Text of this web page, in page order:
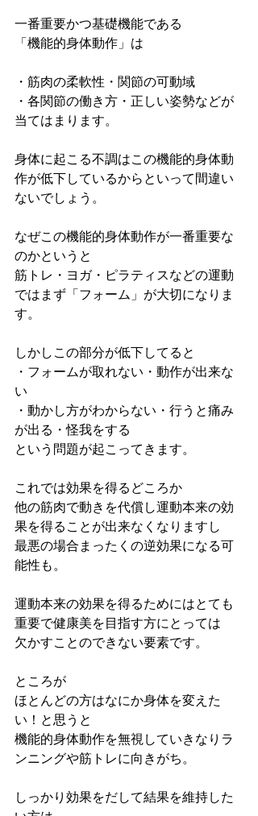
一番重要かつ基礎機能である
「機能的身体動作」は
・筋肉の柔軟性・関節の可動域
・各関節の働き方・正しい姿勢などが
当てはまります。
身体に起こる不調はこの機能的身体動
作が低下しているからといって間違い
ないでしょう。
なぜこの機能的身体動作が一番重要な
のかというと
筋トレ・ヨガ・ピラティスなどの運動
ではまず「フォーム」が大切になりま
す。
しかしこの部分が低下してると
・フォームが取れない・動作が出来な
い
・動かし方がわからない・行うと痛み
が出る・怪我をする
という問題が起こってきます。
これでは効果を得るどころか
他の筋肉で動きを代償し運動本来の効
果を得ることが出来なくなりますし
最悪の場合まったくの逆効果になる可
能性も。
運動本来の効果を得るためにはとても
重要で健康美を目指す方にとっては
欠かすことのできない要素です。
ところが
ほとんどの方はなにか身体を変えた
い！と思うと
機能的身体動作を無視していきなりラ
ンニングや筋トレに向きがち。
しっかり効果をだして結果を維持した